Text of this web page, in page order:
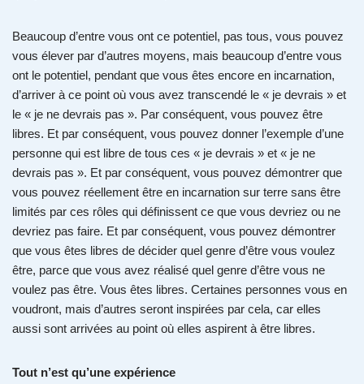
Beaucoup d’entre vous ont ce potentiel, pas tous, vous pouvez
vous élever par d’autres moyens, mais beaucoup d’entre vous
ont le potentiel, pendant que vous êtes encore en incarnation,
d’arriver à ce point où vous avez transcendé le « je devrais » et
le « je ne devrais pas ». Par conséquent, vous pouvez être
libres. Et par conséquent, vous pouvez donner l’exemple d’une
personne qui est libre de tous ces « je devrais » et « je ne
devrais pas ». Et par conséquent, vous pouvez démontrer que
vous pouvez réellement être en incarnation sur terre sans être
limités par ces rôles qui définissent ce que vous devriez ou ne
devriez pas faire. Et par conséquent, vous pouvez démontrer
que vous êtes libres de décider quel genre d’être vous voulez
être, parce que vous avez réalisé quel genre d’être vous ne
voulez pas être. Vous êtes libres. Certaines personnes vous en
voudront, mais d’autres seront inspirées par cela, car elles
aussi sont arrivées au point où elles aspirent à être libres.
Tout n’est qu’une expérience